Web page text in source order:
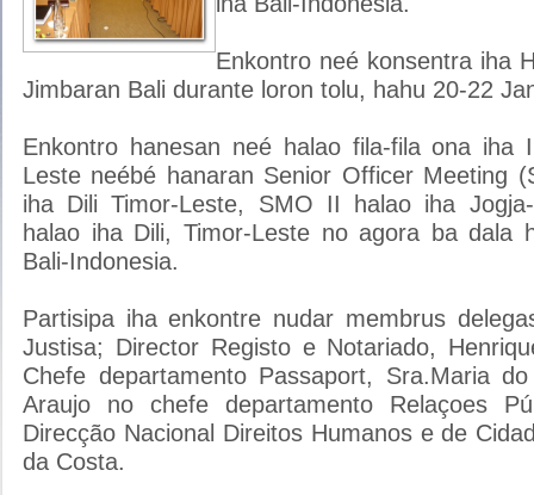
Enkontro neé konsentra iha
Jimbaran Bali durante loron tolu, hahu 20-22
Enkontro hanesan neé halao fila-fila ona iha
Leste neébé hanaran Senior Officer Meeting
iha Dili Timor-Leste, SMO II halao iha
halao iha Dili, Timor-Leste no agora ba dala
Bali-Indonesia.
Partisipa iha enkontre nudar membrus
Justisa; Director Registo e Notariado,
Chefe departamento Passaport, Sra.Maria
Araujo no chefe departamento Relaçoes
Direcção Nacional Direitos Humanos e de
da Costa.